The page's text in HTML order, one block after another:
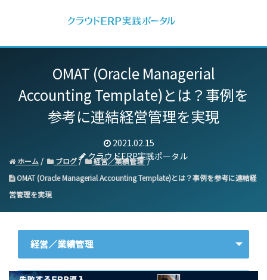
OMAT (Oracle Managerial
Accounting Template)とは？事例を
参考に連結経営管理を実現
2021.02.15
クラウドERP実践ポータル
ホーム ブログ
経営／業績管理
OMAT (Oracle Managerial Accounting Template)とは？事例を参考に連結経
営管理を実現
経営／業績管理